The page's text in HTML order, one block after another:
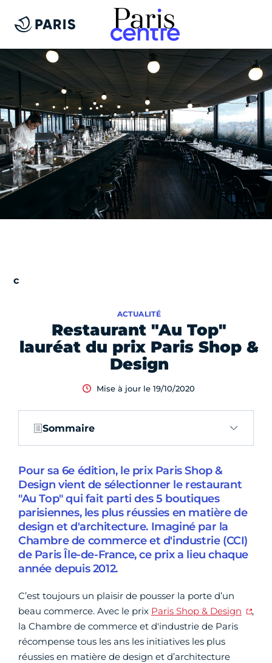
Restaurant "Au Top"
lauréat du prix Paris Shop &
Design
ACTUALITÉ
Mise à jour le 19/10/2020
Sommaire
Pour sa 6e édition, le prix Paris Shop &
Design vient de sélectionner le restaurant
"Au Top" qui fait parti des 5 boutiques
parisiennes, les plus réussies en matière de
design et d'architecture. Imaginé par la
Chambre de commerce et d'industrie (CCI)
de Paris Île-de-France, ce prix a lieu chaque
année depuis 2012.
C’est toujours un plaisir de pousser la porte d’un
beau commerce. Avec le prix Paris Shop & Design
,
la Chambre de commerce et d'industrie de Paris
récompense tous les ans les initiatives les plus
réussies en matière de design et d’architecture